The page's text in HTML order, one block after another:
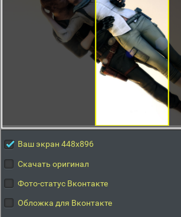
Ваш экран 448x896
Скачать оригинал
Фото-статус Вконтакте
Обложка для Вконтакте